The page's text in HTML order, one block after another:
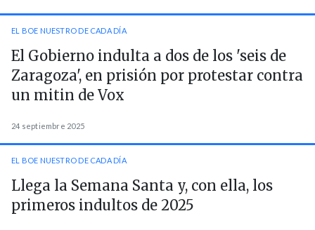
EL BOE NUESTRO DE CADA DÍA
El Gobierno indulta a dos de los 'seis de
Zaragoza', en prisión por protestar contra
un mitin de Vox
24 septiembre 2025
EL BOE NUESTRO DE CADA DÍA
Llega la Semana Santa y, con ella, los
primeros indultos de 2025